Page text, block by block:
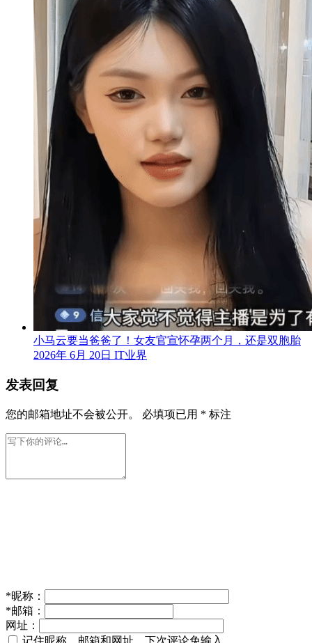
小马云要当爸爸了！女友官宣怀孕两个月，还是双胞胎
2026年 6月 20日 IT业界
发表回复
您的邮箱地址不会被公开。 必填项已用 * 标注
*昵称：
*邮箱：
网址：
记住昵称、邮箱和网址，下次评论免输入